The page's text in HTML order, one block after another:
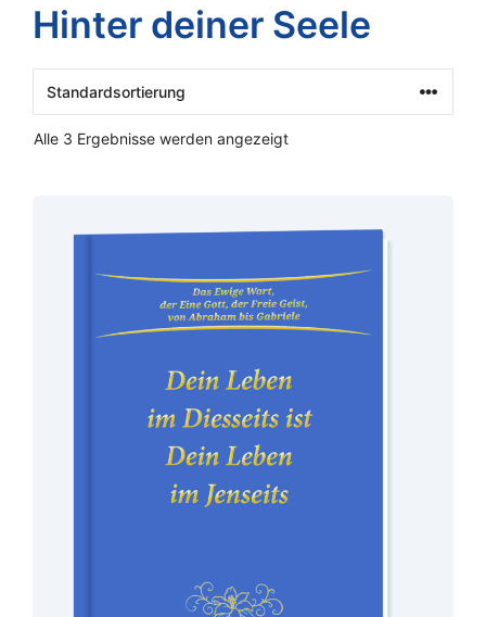
Hinter deiner Seele
Alle 3 Ergebnisse werden angezeigt